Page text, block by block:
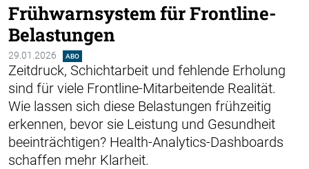
Frühwarnsystem für Frontline-
Belastungen
29.01.2026 ABO
Zeitdruck, Schichtarbeit und fehlende Erholung
sind für viele Frontline-­Mitarbeitende Realität.
Wie lassen sich diese Belastungen frühzeitig
erkennen, bevor sie Leistung und Gesundheit
beeinträchtigen? Health-Analytics-Dash­boards
schaffen mehr Klarheit.